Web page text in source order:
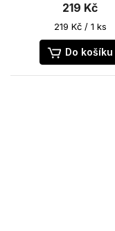
219 Kč
Měrná
cena:
219 Kč / 1 ks
Do košíku